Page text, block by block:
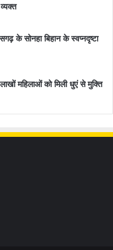
के सोनहा बिहान के स्वप्नदृष्टा
महिलाओं को मिली धुएं से मुक्ति